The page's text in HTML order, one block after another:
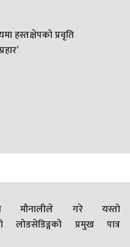
हस्तक्षेपको प्रवृति
मौनालीले गरे यस्तो
लोडसेडिङ्गको प्रमुख पात्र